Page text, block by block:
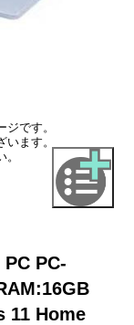
です。
ます。
PC-
11 Home